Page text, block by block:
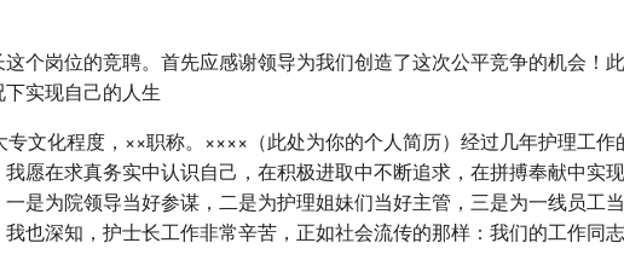
个岗位的竞聘。首先应感谢领导为我们创造了这次公平竞争的机会！
实现自己的人生
文化程度，××职称。××××（此处为你的个人简历）经过几年护理工
愿在求真务实中认识自己，在积极进取中不断追求，在拼搏奉献中实
是为院领导当好参谋，二是为护理姐妹们当好主管，三是为一线员工
也深知，护士长工作非常辛苦，正如社会流传的那样：我们的工作同